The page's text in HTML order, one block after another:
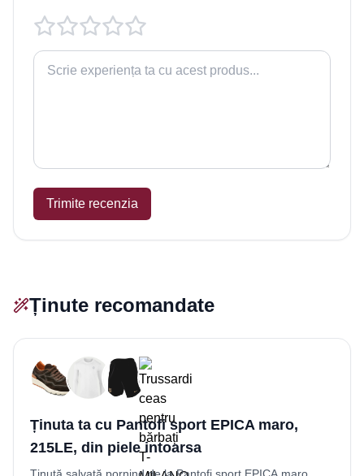
Trimite recenzia
Ținute recomandate
Ținuta ta cu Pantofi sport EPICA maro,
215LE, din piele intoarsa